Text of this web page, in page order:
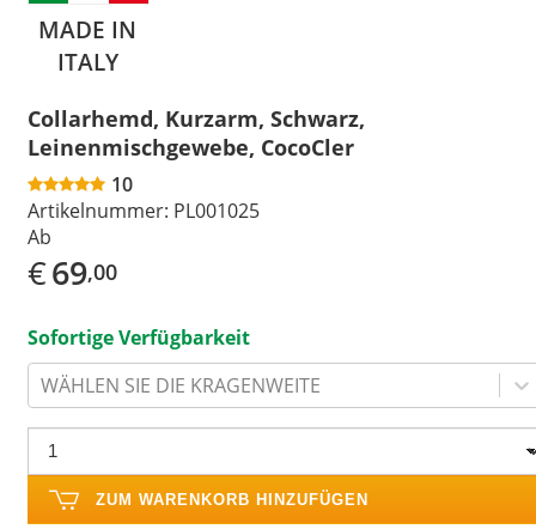
MADE IN
ITALY
Collarhemd, Kurzarm, Schwarz,
Leinenmischgewebe, CocoCler
10
Artikelnummer: PL001025
Ab
€69,00
Sofortige Verfügbarkeit
WÄHLEN SIE DIE KRAGENWEITE
ZUM WARENKORB HINZUFÜGEN